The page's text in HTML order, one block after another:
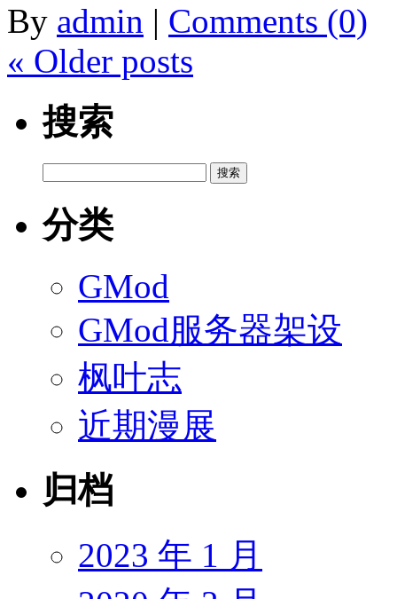
By admin | Comments (0)
« Older posts
搜索
分类
GMod
GMod服务器架设
枫叶志
近期漫展
归档
2023 年 1 月